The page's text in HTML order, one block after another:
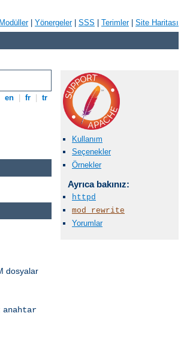
Modüller| Yönergeler| SSS Terimler| Site Haritası
en fr tr
Kullanım
Seçenekler
Örnekler
Ayrıca bakınız:
httpd
mod_rewrite
Yorumlar
dosyalar
anahtar